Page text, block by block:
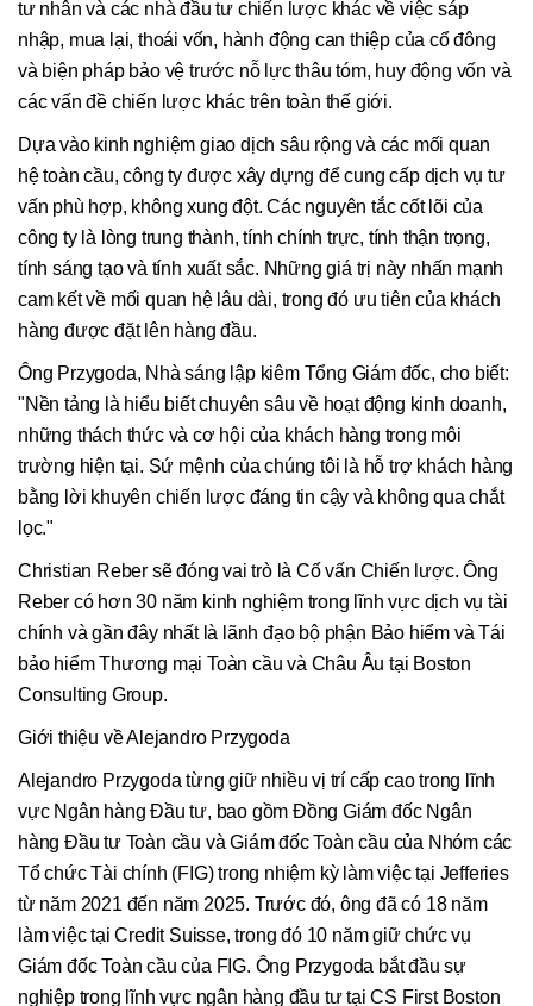
tư nhân và các nhà đầu tư chiến lược khác về việc sáp
nhập, mua lại, thoái vốn, hành động can thiệp của cổ đông
và biện pháp bảo vệ trước nỗ lực thâu tóm, huy động vốn và
các vấn đề chiến lược khác trên toàn thế giới.
Dựa vào kinh nghiệm giao dịch sâu rộng và các mối quan
hệ toàn cầu, công ty được xây dựng để cung cấp dịch vụ tư
vấn phù hợp, không xung đột. Các nguyên tắc cốt lõi của
công ty là lòng trung thành, tính chính trực, tính thận trọng,
tính sáng tạo và tính xuất sắc. Những giá trị này nhấn mạnh
cam kết về mối quan hệ lâu dài, trong đó ưu tiên của khách
hàng được đặt lên hàng đầu.
Ông Przygoda, Nhà sáng lập kiêm Tổng Giám đốc, cho biết:
"Nền tảng là hiểu biết chuyên sâu về hoạt động kinh doanh,
những thách thức và cơ hội của khách hàng trong môi
trường hiện tại. Sứ mệnh của chúng tôi là hỗ trợ khách hàng
bằng lời khuyên chiến lược đáng tin cậy và không qua chắt
lọc."
Christian Reber sẽ đóng vai trò là Cố vấn Chiến lược. Ông
Reber có hơn 30 năm kinh nghiệm trong lĩnh vực dịch vụ tài
chính và gần đây nhất là lãnh đạo bộ phận Bảo hiểm và Tái
bảo hiểm Thương mại Toàn cầu và Châu Âu tại Boston
Consulting Group.
Giới thiệu về Alejandro Przygoda
Alejandro Przygoda từng giữ nhiều vị trí cấp cao trong lĩnh
vực Ngân hàng Đầu tư, bao gồm Đồng Giám đốc Ngân
hàng Đầu tư Toàn cầu và Giám đốc Toàn cầu của Nhóm các
Tổ chức Tài chính (FIG) trong nhiệm kỳ làm việc tại Jefferies
từ năm 2021 đến năm 2025. Trước đó, ông đã có 18 năm
làm việc tại Credit Suisse, trong đó 10 năm giữ chức vụ
Giám đốc Toàn cầu của FIG. Ông Przygoda bắt đầu sự
nghiệp trong lĩnh vực ngân hàng đầu tư tại CS First Boston